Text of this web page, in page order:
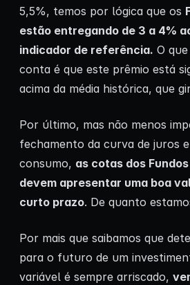
5,5%, temos por lógica que os
estão entregando de 3 a 4%
indicador de referência. O
conta é que este prêmio está
acima da média histórica, que
Por último, mas não menos
fechamento da curva de juros
consumo, as cotas dos
devem apresentar uma boa
curto prazo. De quanto
Por mais que saibamos que
para o futuro de um
variável é sempre arriscado,